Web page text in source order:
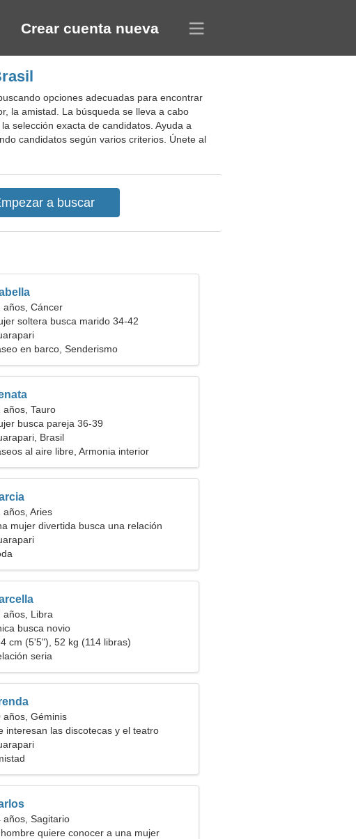
Crear cuenta nueva
opciones adecuadas para encontrar
la amistad. La búsqueda se lleva a cabo
selección exacta de candidatos. Ayuda a
candidatos según varios criterios. Únete al
años, Cáncer
soltera busca marido 34-42
en barco, Senderismo
años, Tauro
busca pareja 36-39
Brasil
al aire libre, Armonia interior
años, Aries
mujer divertida busca una relación
años, Libra
busca novio
cm (5'5"), 52 kg (114 libras)
seria
años, Géminis
interesan las discotecas y el teatro
años, Sagitario
hombre quiere conocer a una mujer